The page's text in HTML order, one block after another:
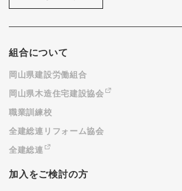
組合について
岡山県建設労働組合
岡山県木造住宅建設協会
職業訓練校
全建総連リフォーム協会
全建総連
加入をご検討の方